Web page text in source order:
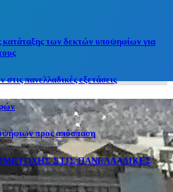
κατάταξης των δεκτών υποψηφίων για
στις πανελλαδικές εξετάσεις
προς απόσπαση
ΣΤΙΣ ΠΑΝΕΛΛΑΔΙΚΕΣ